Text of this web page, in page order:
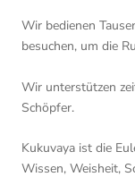
Wir bedienen
besuchen, um die
Wir unterstützen
Schöpfer.
Kukuvaya ist die
Wissen, Weisheit,